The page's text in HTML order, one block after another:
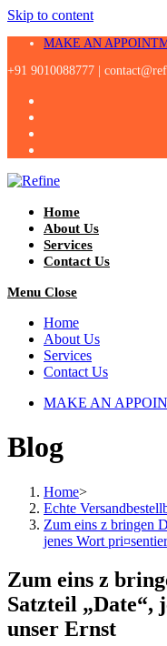
Skip to content
MAKE AN
+91 9010088777 |
Home
About Us
Services
Contact Us
Menu Close
Home
About Us
Services
Contact Us
MAKE AN
Blog
Home>
Echte
Zum eins z bringen
jenes Wort
Zum eins z
Satzteil „Date“,
unser Ernst